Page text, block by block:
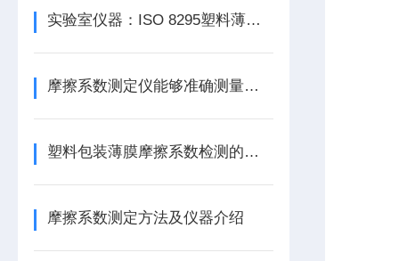
实验室仪器：ISO 8295塑料薄膜和薄板摩擦系数测定仪的全面解析
摩擦系数测定仪能够准确测量摩擦系数，误差小
塑料包装薄膜摩擦系数检测的意义
摩擦系数测定方法及仪器介绍